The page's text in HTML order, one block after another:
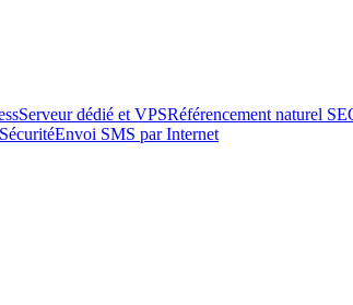
Serveur dédié et VPSRéférencement naturel
SécuritéEnvoi SMS par Internet